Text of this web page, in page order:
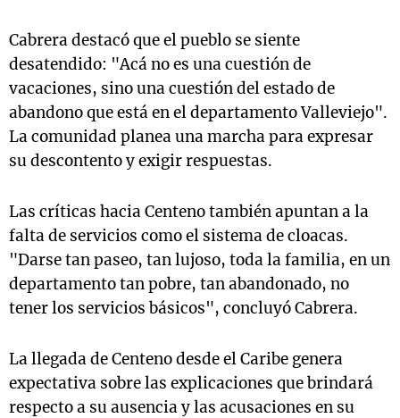
Cabrera destacó que el pueblo se siente
desatendido: "Acá no es una cuestión de
vacaciones, sino una cuestión del estado de
abandono que está en el departamento Valleviejo".
La comunidad planea una marcha para expresar
su descontento y exigir respuestas.
Las críticas hacia Centeno también apuntan a la
falta de servicios como el sistema de cloacas.
"Darse tan paseo, tan lujoso, toda la familia, en un
departamento tan pobre, tan abandonado, no
tener los servicios básicos", concluyó Cabrera.
La llegada de Centeno desde el Caribe genera
expectativa sobre las explicaciones que brindará
respecto a su ausencia y las acusaciones en su